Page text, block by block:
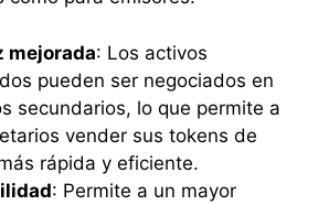
mejorada: Los activos
pueden ser negociados en
secundarios, lo que permite a
vender sus tokens de
rápida y eficiente.
: Permite a un mayor